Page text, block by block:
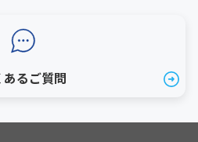
あるご質問